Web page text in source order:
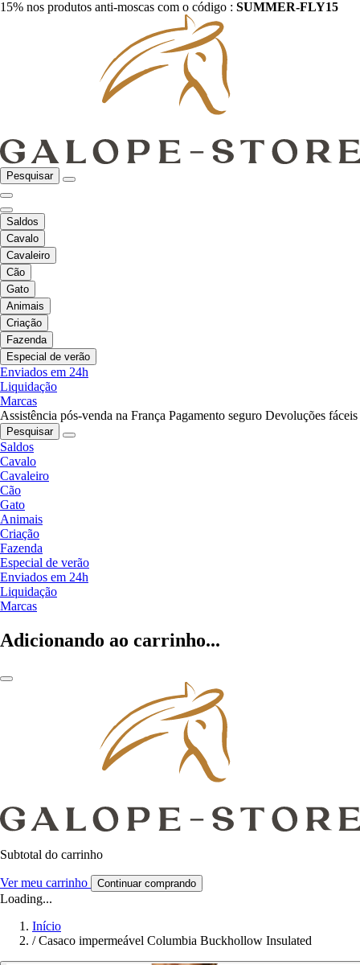
15% nos produtos anti-moscas com o código : SUMMER-FLY15
Pesquisar
Saldos
Cavalo
Cavaleiro
Cão
Gato
Animais
Criação
Fazenda
Especial de verão
Enviados em 24h
Liquidação
Marcas
Assistência pós-venda na França Pagamento seguro Devoluções fáceis
Pesquisar
Saldos
Cavalo
Cavaleiro
Cão
Gato
Animais
Criação
Fazenda
Especial de verão
Enviados em 24h
Liquidação
Marcas
Adicionando ao carrinho...
Subtotal do carrinho
Ver meu carrinho Continuar comprando
Loading...
Início
/ Casaco impermeável Columbia Buckhollow Insulated